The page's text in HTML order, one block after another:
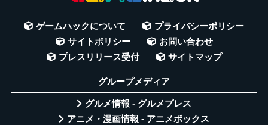
ゲームハックについて
プライバシーポリシー
サイトポリシー
お問い合わせ
プレスリリース受付
サイトマップ
グループメディア
グルメ情報 - グルメプレス
アニメ・漫画情報 - アニメボックス